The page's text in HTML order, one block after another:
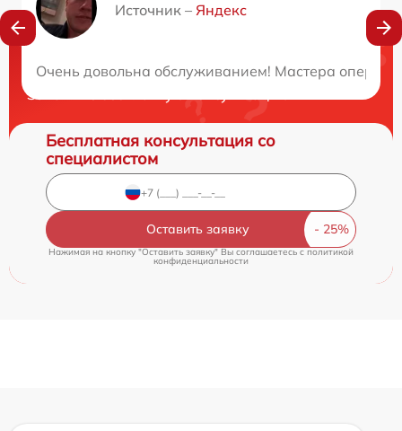
Источник – Яндекс
Очень довольна обслуживанием! Мастера
Нужна консультация?
Закажите бесплатную консультацию
Бесплатная консультация со
специалистом
Оставить заявку
Нажимая на кнопку "Оставить заявку" Вы соглашаетесь c политикой
конфиденциальности